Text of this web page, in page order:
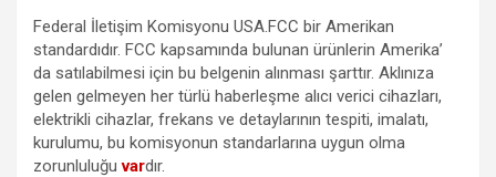
Federal İletişim Komisyonu USA.FCC bir Amerikan
standardıdır. FCC kapsamında bulunan ürünlerin Amerika’
da satılabilmesi için bu belgenin alınması şarttır. Aklınıza
gelen gelmeyen her türlü haberleşme alıcı verici cihazları,
elektrikli cihazlar, frekans ve detaylarının tespiti, imalatı,
kurulumu, bu komisyonun standarlarına uygun olma
zorunluluğuvardır.